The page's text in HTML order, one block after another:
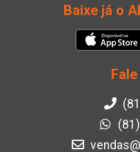
Baixe já o